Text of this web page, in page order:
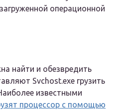
операционной
найти и обезвредить
Svchost.exe грузить
известными
процессор с помощью